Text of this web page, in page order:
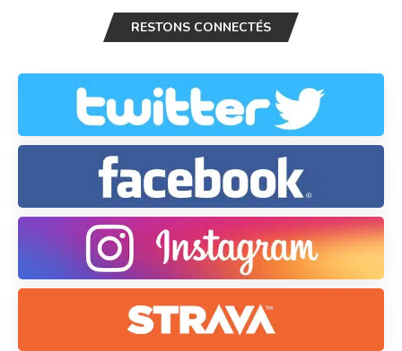
RESTONS CONNECTÉS